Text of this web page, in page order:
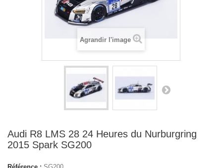
Agrandir l'image
Audi R8 LMS 28 24 Heures du Nurburgring
2015 Spark SG200